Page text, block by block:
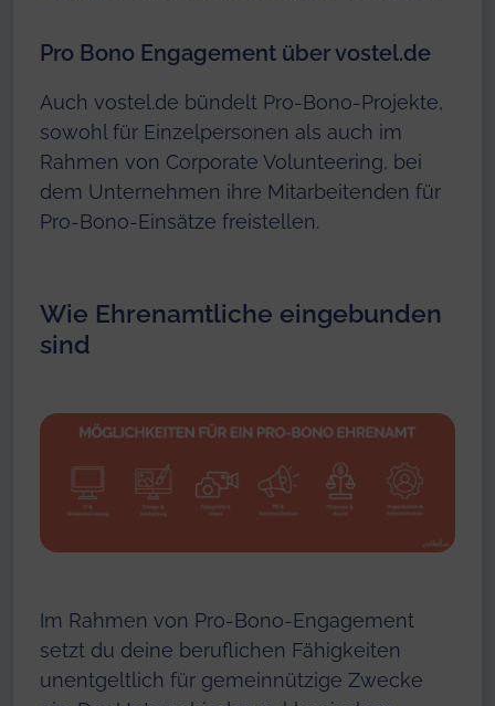
Pro Bono Engagement über vostel.de
Auch vostel.de bündelt Pro-Bono-Projekte,
sowohl für Einzelpersonen als auch im
Rahmen von Corporate Volunteering, bei
dem Unternehmen ihre Mitarbeitenden für
Pro-Bono-Einsätze freistellen.
Wie Ehrenamtliche eingebunden
sind
Im Rahmen von Pro-Bono-Engagement
setzt du deine beruflichen Fähigkeiten
unentgeltlich für gemeinnützige Zwecke